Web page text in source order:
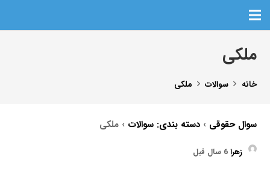
ملکی
خانه سوالات ملکی
سوال حقوقی ›دسته بندی: سوالات ›ملکی
زهرا6 سال قبل